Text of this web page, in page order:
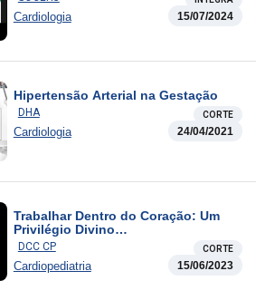
Cardiologia 15/07/2024
Hipertensão Arterial na Gestação
DHA CORTE
Cardiologia 24/04/2021
Trabalhar Dentro do Coração: Um
Privilégio Divino…
DCC CP CORTE
Cardiopediatria 15/06/2023